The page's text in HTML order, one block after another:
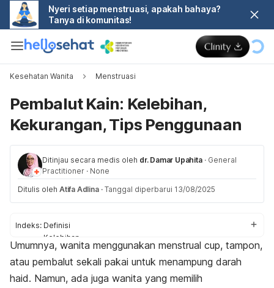
Nyeri setiap menstruasi, apakah bahaya?
Tanya di komunitas!
Kesehatan Wanita Menstruasi
Pembalut Kain: Kelebihan,
Kekurangan, Tips Penggunaan
Ditinjau secara medis oleh dr. Damar Upahita · General
Practitioner · None
Ditulis oleh Atifa Adlina · Tanggal diperbarui 13/08/2025
Indeks: Definisi
Kelebihan
Kekurangan
Pembalut kain vs sekali pakai
Tips pakai
Umumnya, wanita menggunakan menstrual cup, tampon,
atau pembalut sekali pakai untuk menampung darah
haid. Namun, ada juga wanita yang memilih